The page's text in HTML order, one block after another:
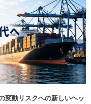
変動リスクへの新しいヘッ